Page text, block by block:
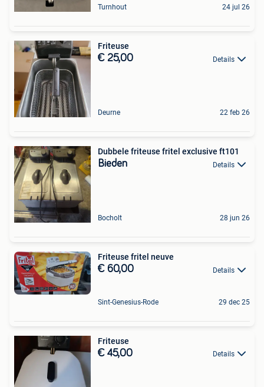
Turnhout 24 jul 26
Friteuse
€ 25,00 Details
Deurne 22 feb 26
Dubbele friteuse fritel exclusive ft101
Bieden Details
Bocholt 28 jun 26
Friteuse fritel neuve
€ 60,00 Details
Sint-Genesius-Rode 29 dec 25
Friteuse
€ 45,00 Details